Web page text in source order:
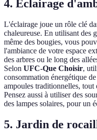
4. Éclairage
L'éclairage joue un rôle clé
chaleureuse. En utilisant des
même des bougies, vous
l'ambiance de votre espace
des arbres ou le long des
Selon UFC-Que Choisir,
consommation énergétique
ampoules traditionnelles, tout
Pensez aussi à utiliser des
des lampes solaires, pour un
5. Jardin de